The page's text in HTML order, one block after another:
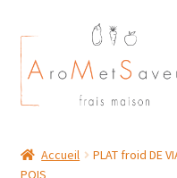
Aller
à
la
navigation
Aller
au
contenu
Accueil
PLAT froid DE
POIS